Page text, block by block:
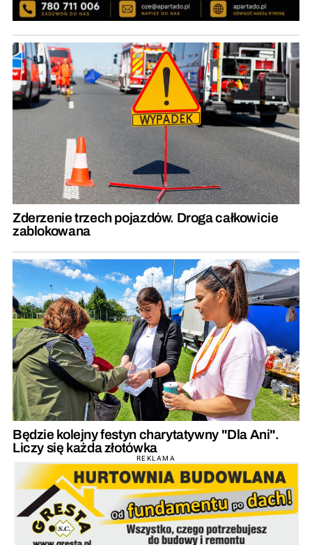
Zderzenie trzech pojazdów. Droga całkowicie
zablokowana
Będzie kolejny festyn charytatywny "Dla Ani".
Liczy się każda złotówka
REKLAMA